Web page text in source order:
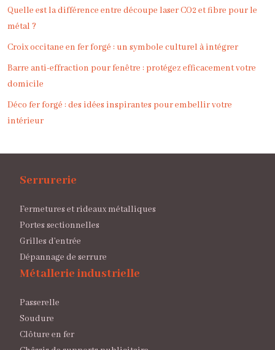
Quelle est la différence entre découpe laser CO2 et fibre pour le
métal ?
Croix occitane en fer forgé : un symbole culturel à intégrer
Barre anti-effraction pour fenêtre : protégez efficacement votre
domicile
Déco fer forgé : des idées inspirantes pour embellir votre
intérieur
Serrurerie
Fermetures et rideaux métalliques
Portes sectionnelles
Grilles d’entrée
Dépannage de serrure
Métallerie industrielle
Passerelle
Soudure
Clôture en fer